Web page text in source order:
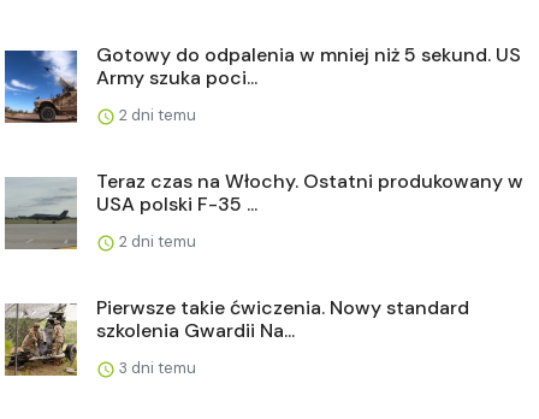
Gotowy do odpalenia w mniej niż 5 sekund. US
Army szuka poci...
2 dni temu
Teraz czas na Włochy. Ostatni produkowany w
USA polski F-35 ...
2 dni temu
Pierwsze takie ćwiczenia. Nowy standard
szkolenia Gwardii Na...
3 dni temu